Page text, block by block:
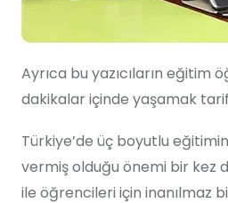
Ayrıca bu yazıcıların
dakikalar içinde yaşamak
Türkiye’de üç boyutlu
vermiş olduğu önemi bir kez
ile öğrencileri için inanılmaz